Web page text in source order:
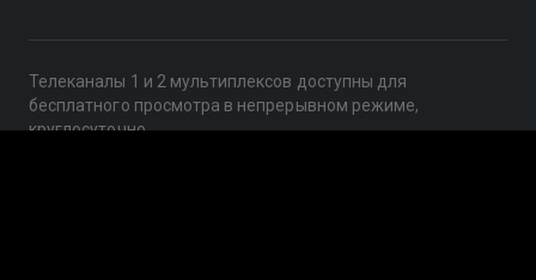
Телеканалы 1 и 2 мультиплексов доступны для
бесплатного просмотра в непрерывном режиме,
круглосуточно.